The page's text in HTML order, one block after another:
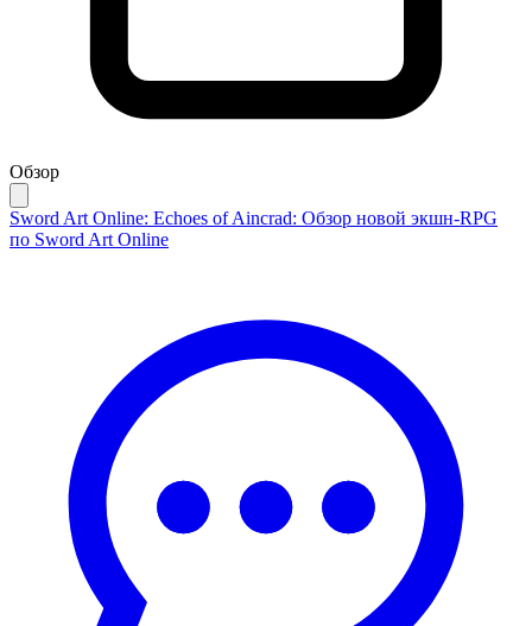
Обзор
Sword Art Online: Echoes of Aincrad: Обзор новой экшн-RPG
по Sword Art Online